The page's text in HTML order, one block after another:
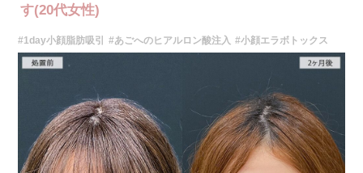
す(20代女性)
#1day小顔脂肪吸引 #あごへのヒアルロン酸注入 #小顔エラボトックス